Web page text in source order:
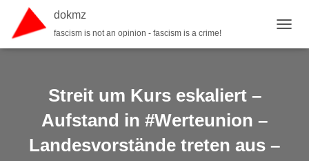
dokmz
fascism is not an opinion - fascism is a crime!
Streit um Kurs eskaliert –
Aufstand in #Werteunion –
Landesvorstände treten aus –